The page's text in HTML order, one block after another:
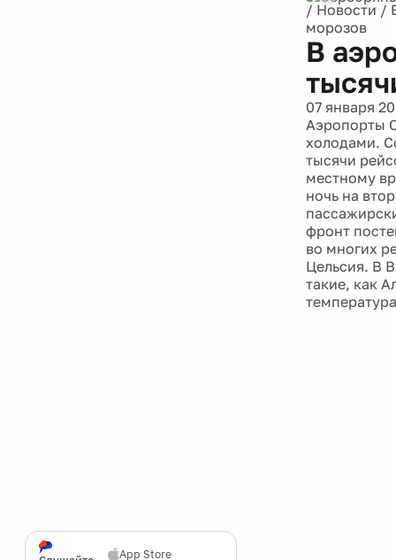
App Store
/ Новости /
морозов
В
07 января
Аэропорты
холодами.
тысячи
местному
ночь на
фронт
во многих
Цельсия. В
такие, как